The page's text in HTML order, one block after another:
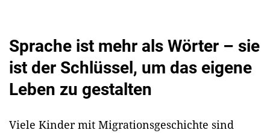
Sprache ist mehr als Wörter – sie
ist der Schlüssel, um das eigene
Leben zu gestalten
Viele Kinder mit Migrationsgeschichte sind